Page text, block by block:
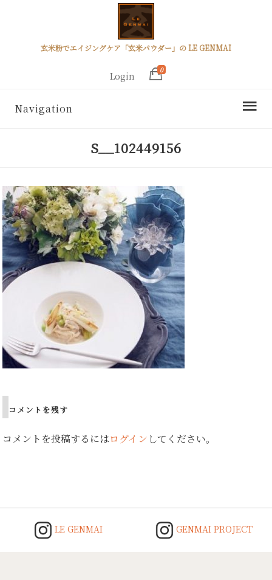
玄米粉でエイジングケア「玄米パウダー」の LE GENMAI
Login
0
Navigation
S__102449156
コメントを残す
コメントを投稿するにはログイン してください。
LE GENMAI GENMAI PROJECT